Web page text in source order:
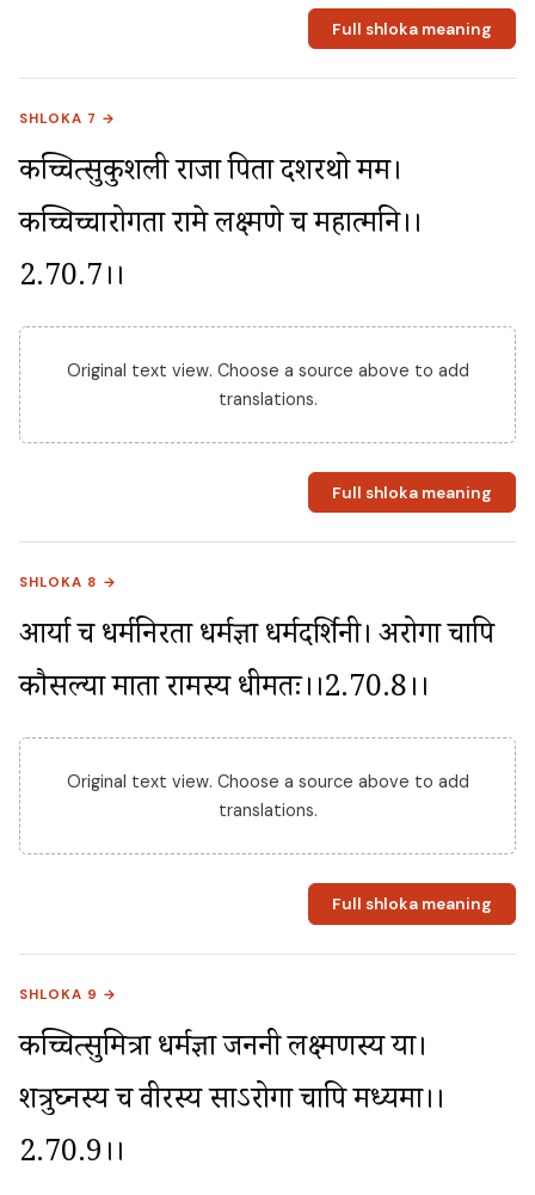
Full shloka meaning
SHLOKA 7 →
कच्चित्सुकुशली राजा पिता दशरथो मम।
कच्चिच्चारोगता रामे लक्ष्मणे च महात्मनि।।
2.70.7।।
Original text view. Choose a source above to add
translations.
Full shloka meaning
SHLOKA 8 →
आर्या च धर्मनिरता धर्मज्ञा धर्मदर्शिनी। अरोगा चापि
कौसल्या माता रामस्य धीमतः।।2.70.8।।
Original text view. Choose a source above to add
translations.
Full shloka meaning
SHLOKA 9 →
कच्चित्सुमित्रा धर्मज्ञा जननी लक्ष्मणस्य या।
शत्रुघ्नस्य च वीरस्य साऽरोगा चापि मध्यमा।।
2.70.9।।